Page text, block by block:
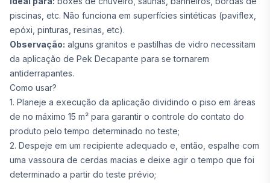
piscinas, etc. Não funciona em superfícies sintéticas (paviflex,
epóxi, pinturas, resinas, etc).
Observação: alguns granitos e pastilhas de vidro necessitam
da aplicação de Pek Decapante para se tornarem
antiderrapantes.
Como usar?
1. Planeje a execução da aplicação dividindo o piso em áreas
de no máximo 15 m² para garantir o controle do contato do
produto pelo tempo determinado no teste;
2. Despeje em um recipiente adequado e, então, espalhe com
uma vassoura de cerdas macias e deixe agir o tempo que foi
determinado a partir do teste prévio;